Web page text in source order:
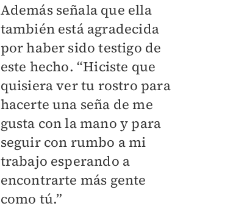
Además señala que ella
también está agradecida
por haber sido testigo de
este hecho. “Hiciste que
quisiera ver tu rostro para
hacerte una seña de me
gusta con la mano y para
seguir con rumbo a mi
trabajo esperando a
encontrarte más gente
como tú.”